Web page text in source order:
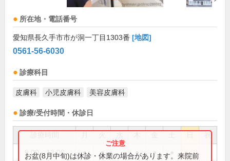
所在地・電話番号
愛知県長久手市市が洞一丁目1303番 [地図]
0561-56-6030
診療科目
皮膚科 小児皮膚科 美容皮膚科
診療/受付時間・休診日
祝
9:00～12:00 ● ● ● ●
お盆(8月中旬)は休診・休業の場合があります。来院前